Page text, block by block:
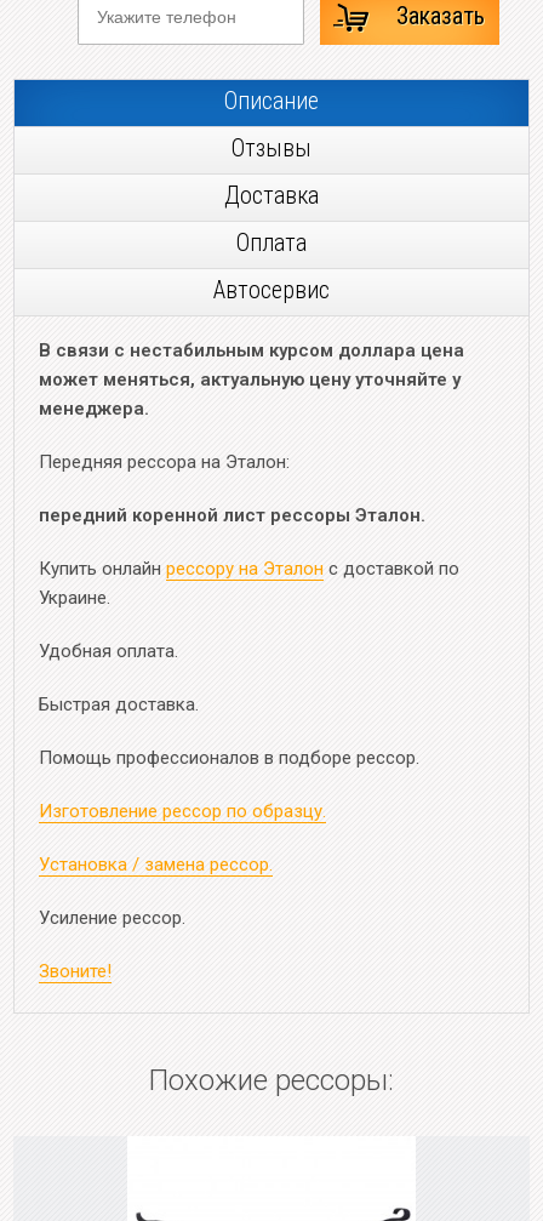
Заказать
Описание
Отзывы
Доставка
Оплата
Автосервис
В связи с нестабильным курсом доллара цена
может меняться, актуальную цену уточняйте у
менеджера.
Передняя рессора на Эталон:
передний коренной лист рессоры Эталон.
Купить онлайн рессору на Эталон с доставкой по
Украине.
Удобная оплата.
Быстрая доставка.
Помощь профессионалов в подборе рессор.
Изготовление рессор по образцу.
Установка / замена рессор.
Усиление рессор.
Звоните!
Похожие рессоры: